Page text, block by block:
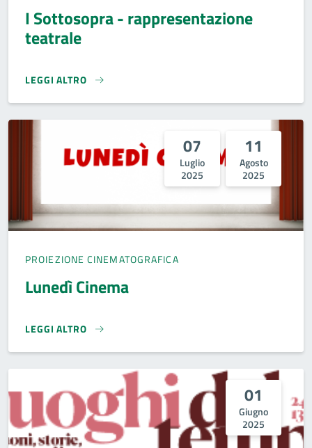
I Sottosopra - rappresentazione
teatrale
LEGGI ALTRO
I SOTTOSOPRA - RAPPRESENTAZIONE TEATRALE}
07
Luglio
2025
11
Agosto
2025
PROIEZIONE CINEMATOGRAFICA
Lunedì Cinema
LEGGI ALTRO
LUNEDÌ CINEMA}
01
Giugno
2025